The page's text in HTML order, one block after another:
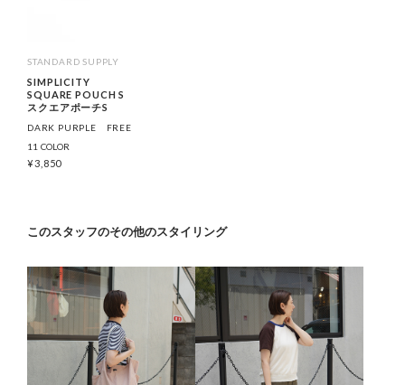
STANDARD SUPPLY
SIMPLICITY
SQUARE POUCH S
スクエアポーチS
DARK PURPLE
FREE
11 COLOR
¥3,850
このスタッフのその他のスタイリング